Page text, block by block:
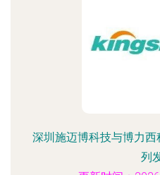
深圳施迈博科技与博力
列